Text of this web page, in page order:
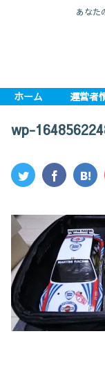
あなた
ホーム 運営者
wp-